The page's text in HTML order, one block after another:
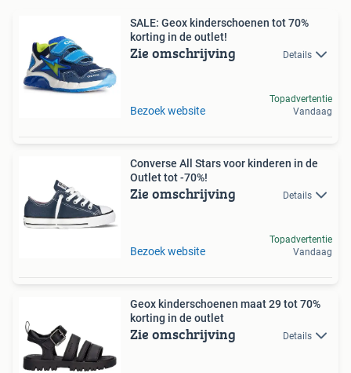
SALE: Geox kinderschoenen tot 70%
korting in de outlet!
Zie omschrijving Details
Bezoek website
Topadvertentie
Vandaag
Converse All Stars voor kinderen in de
Outlet tot -70%!
Zie omschrijving Details
Bezoek website
Topadvertentie
Vandaag
Geox kinderschoenen maat 29 tot 70%
korting in de outlet
Zie omschrijving Details